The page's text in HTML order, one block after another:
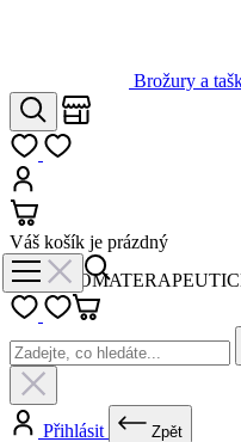
Brožury a
Hledat
Váš košík je prázdný
Přihlásit Zpět